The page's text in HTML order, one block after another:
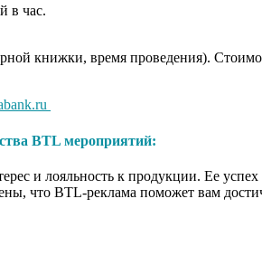
в час.
книжки, время проведения).
BTL мероприятий:
и лояльность к продукции. Ее
что BTL-реклама поможет вам